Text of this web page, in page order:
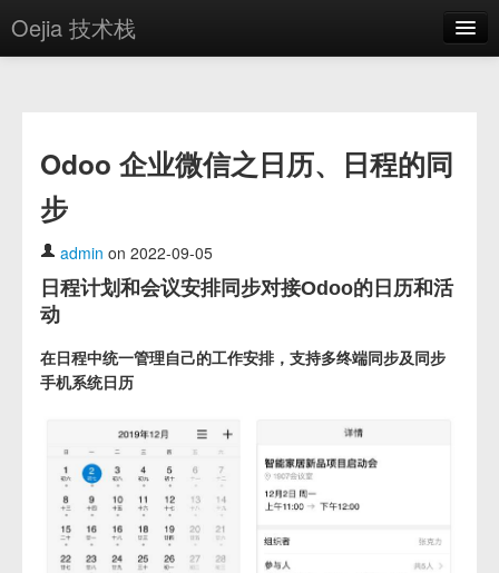
Oejia 技术栈
方案
OE学院
分享
关于
登录
Odoo 企业微信之日历、日程的同
步
admin on 2022-09-05
日程计划和会议安排同步对接Odoo的日历和活
动
在日程中统一管理自己的工作安排，支持多终端同步及同步
手机系统日历